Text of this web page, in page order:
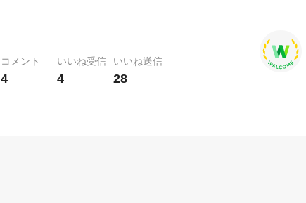
コメント
4
いいね受信
4
いいね送信
28